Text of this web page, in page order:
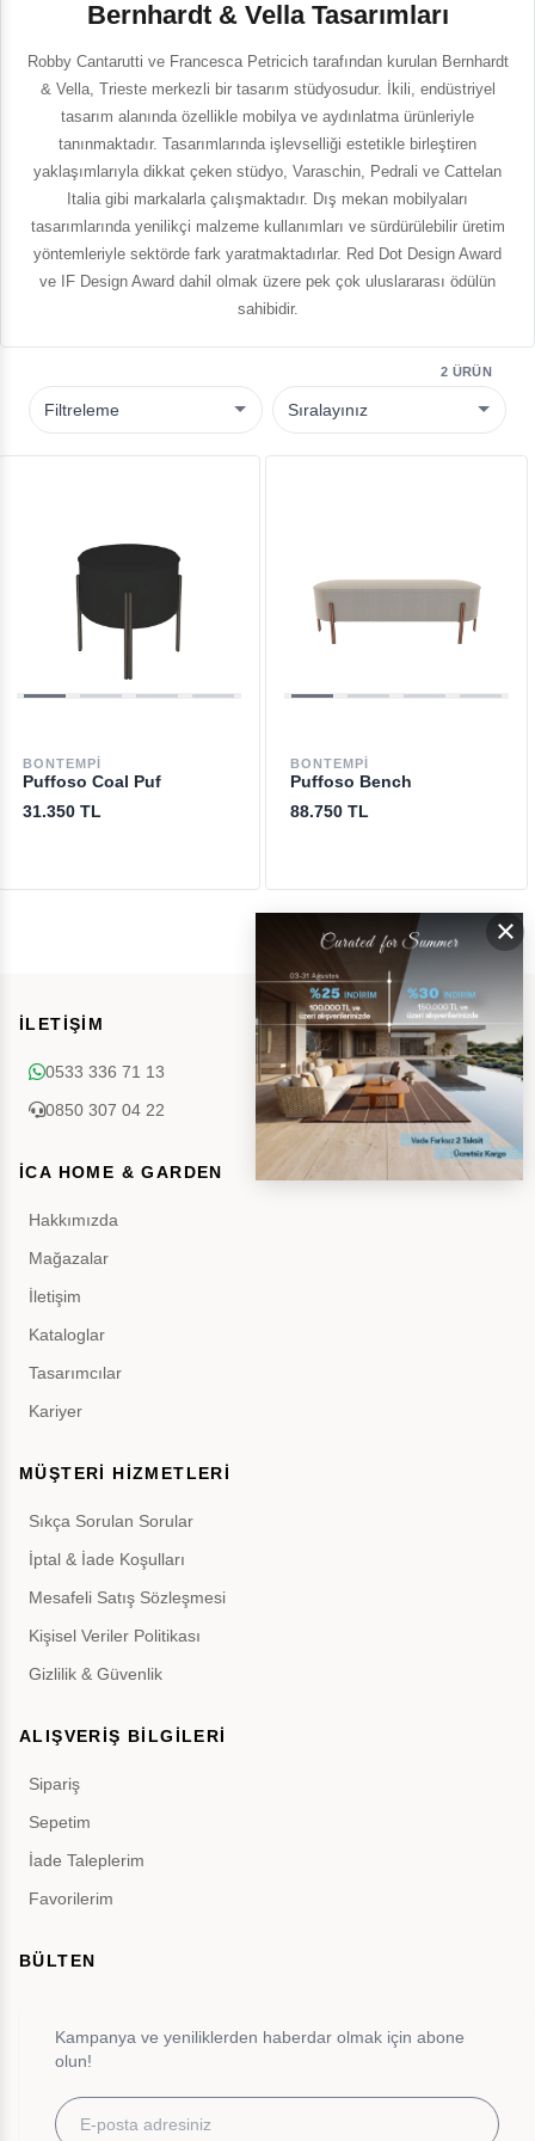
Bernhardt & Vella Tasarımları
Robby Cantarutti ve Francesca Petricich tarafından kurulan Bernhardt
& Vella, Trieste merkezli bir tasarım stüdyosudur. İkili, endüstriyel
tasarım alanında özellikle mobilya ve aydınlatma ürünleriyle
tanınmaktadır. Tasarımlarında işlevselliği estetikle birleştiren
yaklaşımlarıyla dikkat çeken stüdyo, Varaschin, Pedrali ve Cattelan
Italia gibi markalarla çalışmaktadır. Dış mekan mobilyaları
tasarımlarında yenilikçi malzeme kullanımları ve sürdürülebilir üretim
yöntemleriyle sektörde fark yaratmaktadırlar. Red Dot Design Award
ve IF Design Award dahil olmak üzere pek çok uluslararası ödülün
sahibidir.
Filtreleme
2 ÜRÜN
BONTEMPI
Puffoso Coal Puf
31.350 TL
BONTEMPI
Puffoso Bench
88.750 TL
×
İLETİŞİM
0533 336 71 13
0850 307 04 22
İCA HOME & GARDEN
Hakkımızda
Mağazalar
İletişim
Kataloglar
Tasarımcılar
Kariyer
MÜŞTERİ HİZMETLERİ
Sıkça Sorulan Sorular
İptal & İade Koşulları
Mesafeli Satış Sözleşmesi
Kişisel Veriler Politikası
Gizlilik & Güvenlik
ALIŞVERİŞ BİLGİLERİ
Sipariş
Sepetim
İade Taleplerim
Favorilerim
BÜLTEN
Kampanya ve yeniliklerden haberdar olmak için abone
olun!